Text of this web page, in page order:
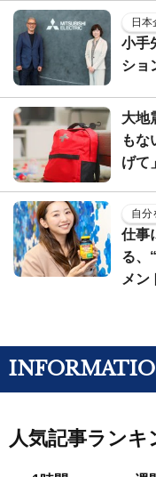
日本
小手
ショ
大地
もな
げて
自分
仕事
る、
メン
人気記事ランキ